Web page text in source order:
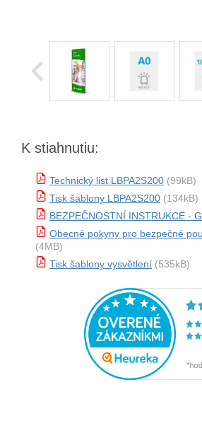
K stiahnutiu:
Technický list LBPA2S200 (99kB)
Tisk šablony LBPA2S200 (134kB)
BEZPEČNOSTNÍ INSTRUKCE -
Obecné pokyny pro bezpečné
(4MB)
Tisk šablony vysvětlení (535kB)